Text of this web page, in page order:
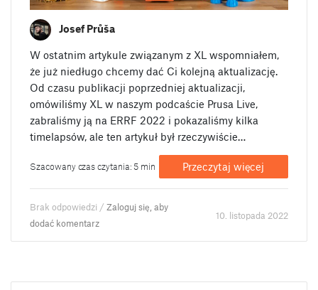
Josef Průša
W ostatnim artykule związanym z XL wspomniałem,
że już niedługo chcemy dać Ci kolejną aktualizację.
Od czasu publikacji poprzedniej aktualizacji,
omówiliśmy XL w naszym podcaście Prusa Live,
zabraliśmy ją na ERRF 2022 i pokazaliśmy kilka
timelapsów, ale ten artykuł był rzeczywiście…
Szacowany czas czytania: 5 min Przeczytaj więcej
Brak odpowiedzi /Zaloguj się, aby
dodać komentarz
10. listopada 2022